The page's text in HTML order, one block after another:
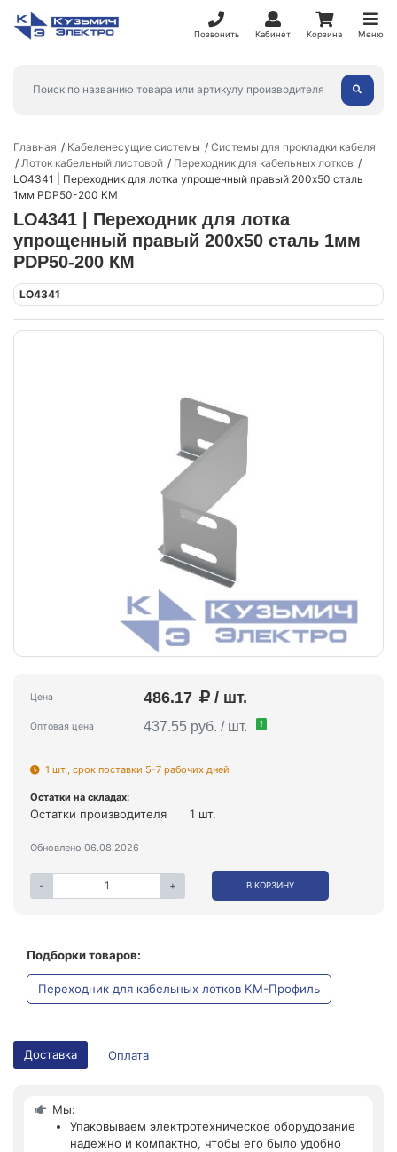
Позвонить Кабинет Корзина Меню
Главная Кабеленесущие системы
Системы для прокладки кабеля
Лоток кабельный листовой
Переходник для кабельных лотков
LO4341 | Переходник для лотка упрощенный правый 200х50 сталь
1мм PDP50-200 КМ
LO4341 | Переходник для лотка
упрощенный правый 200х50 сталь 1мм
PDP50-200 КМ
LO4341
Цена 486.17 / шт.
Оптовая цена 437.55 руб. / шт. !
1 шт., срок поставки 5-7 рабочих дней
Остатки на складах:
Остатки производителя 1 шт.
Обновлено 06.08.2026
- + В КОРЗИНУ
Подборки товаров:
Переходник для кабельных лотков КМ-Профиль
Доставка Оплата
Мы:
Упаковываем электротехническое оборудование
надежно и компактно, чтобы его было удобно